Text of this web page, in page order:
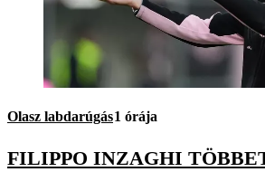
Olasz labdarúgás1 órája
FILIPPO INZAGHI